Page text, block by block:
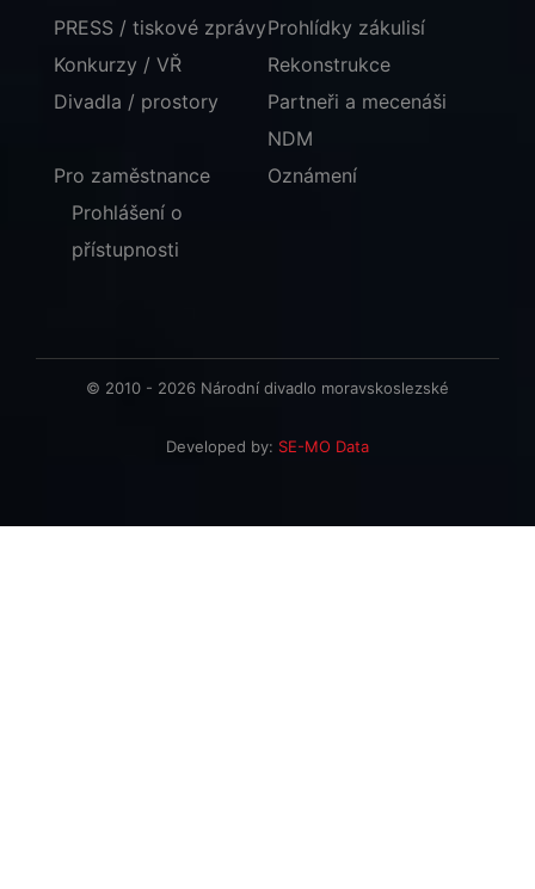
PRESS / tiskové zprávy
Konkurzy / VŘ
Divadla / prostory
Prohlídky zákulisí
Rekonstrukce
Partneři a mecenáši
NDM
Pro zaměstnance
Oznámení
Prohlášení o
přístupnosti
© 2010 - 2026 Národní divadlo moravskoslezské
Developed by: SE-MO Data